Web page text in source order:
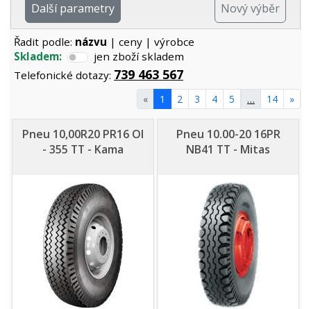
Další parametry Nový výběr
Řadit podle: názvu | ceny | výrobce
Skladem:
jen zboží skladem
Telefonické dotazy: 739 463 567
« 1 2 3 4 5 … 14 »
Pneu 10,00R20 PR16 OI
- 355 TT - Kama
Pneu 10.00-20 16PR
NB41 TT - Mitas